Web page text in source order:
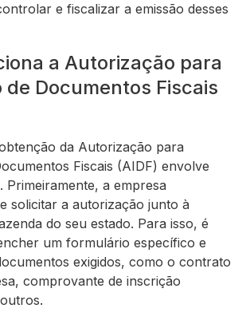
e fiscalizar a emissão desses
a Autorização para
de Documentos Fiscais
da Autorização para
Fiscais (AIDF) envolve
Primeiramente, a empresa
solicitar a autorização junto à
do seu estado. Para isso, é
um formulário específico e
exigidos, como o contrato
comprovante de inscrição